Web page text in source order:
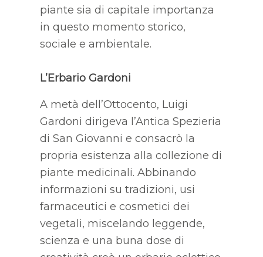
piante sia di capitale importanza
in questo momento storico,
sociale e ambientale.
L’Erbario Gardoni
A metà dell’Ottocento, Luigi
Gardoni dirigeva l’Antica Spezieria
di San Giovanni e consacrò la
propria esistenza alla collezione di
piante medicinali. Abbinando
informazioni su tradizioni, usi
farmaceutici e cosmetici dei
vegetali, miscelando leggende,
scienza e una buna dose di